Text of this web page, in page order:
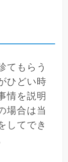
てもらう
ひどい時
情を説明
場合は当
してでき